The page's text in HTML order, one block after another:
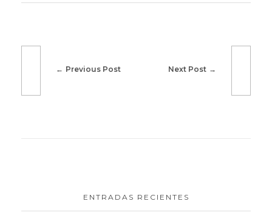
Previous Post Next Post
ENTRADAS RECIENTES